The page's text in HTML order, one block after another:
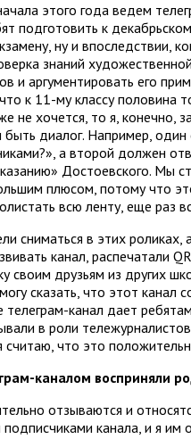
этого года ведем
подготовить к
ну и впоследствии,
знаний
и аргументировать его
к 11-му классу
не хочется, то я,
диалог. Например,
а второй должен
Достоевского. Мы
плюсом, потому что
всю ленту, еще раз
сниматься в этих
канал, распечатали
своим друзьям из других
сказать, что этот канал
телеграм-канал дает
в роли
считаю, что это
каналом восприняли
отзываются и
канала, и я